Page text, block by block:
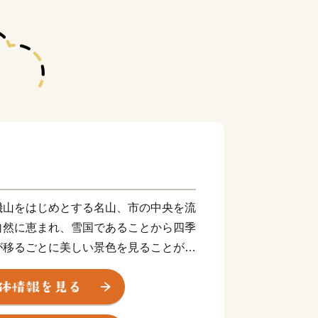
をはじめとする名山、市の中央を流
に恵まれ、雪国であることから四季
るごとに美しい景色を見ることがで
と日本海側を結ぶ交通の要衝となっ